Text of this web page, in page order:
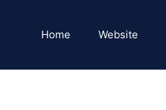
Home Website